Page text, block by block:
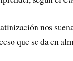
nos
que se da en